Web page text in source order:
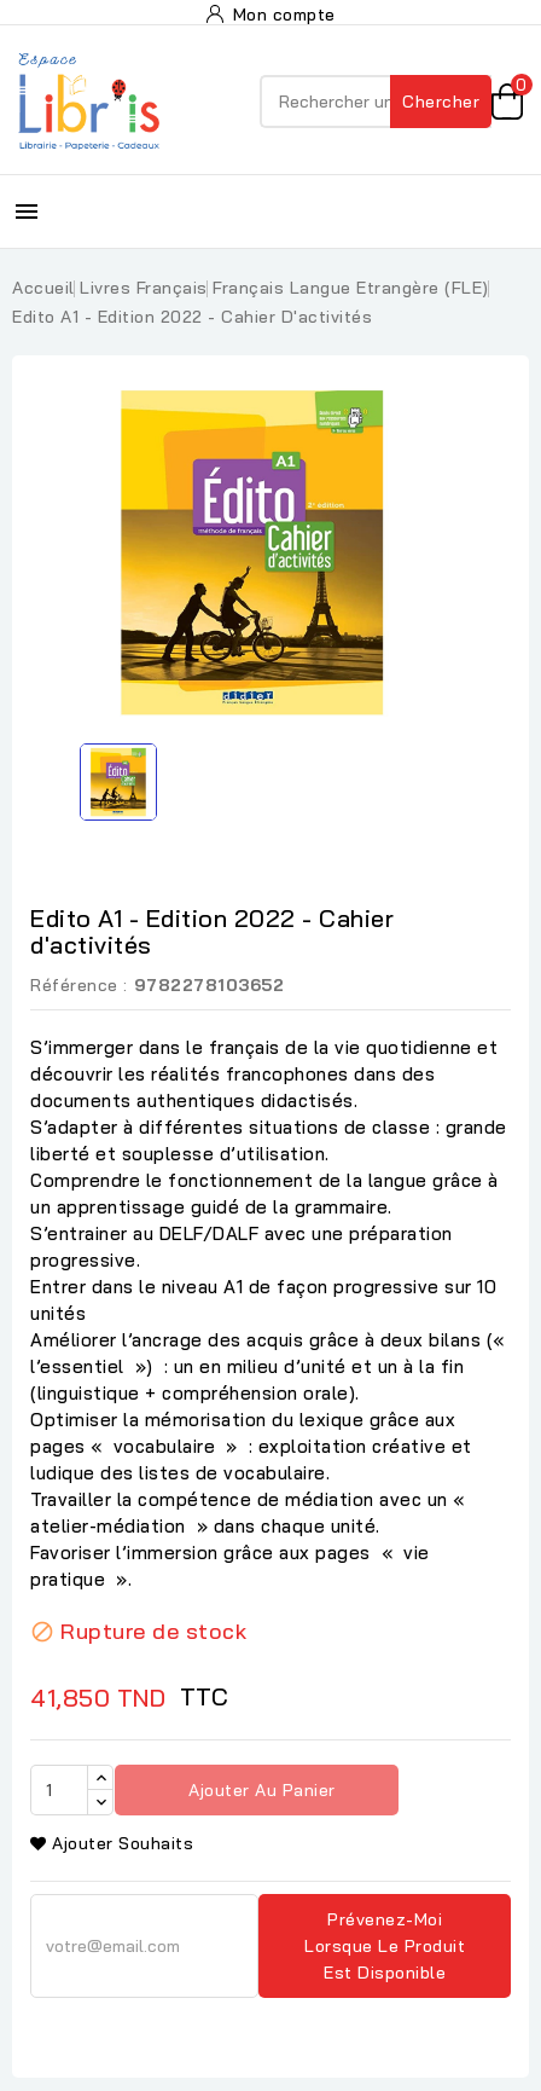
Mon compte
Chercher
0

Accueil Livres Français Français Langue Etrangère (FLE)
Edito A1 - Edition 2022 - Cahier D'activités
Edito A1 - Edition 2022 - Cahier
d'activités
Référence : 9782278103652
S’immerger dans le français de la vie quotidienne et
découvrir les réalités francophones dans des
documents authentiques didactisés.
S’adapter à différentes situations de classe : grande
liberté et souplesse d’utilisation.
Comprendre le fonctionnement de la langue grâce à
un apprentissage guidé de la grammaire.
S’entrainer au DELF/DALF avec une préparation
progressive.
Entrer dans le niveau A1 de façon progressive sur 10
unités
Améliorer l’ancrage des acquis grâce à deux bilans («
l’essentiel ») : un en milieu d’unité et un à la fin
(linguistique + compréhension orale).
Optimiser la mémorisation du lexique grâce aux
pages « vocabulaire » : exploitation créative et
ludique des listes de vocabulaire.
Travailler la compétence de médiation avec un «
atelier-médiation » dans chaque unité.
Favoriser l’immersion grâce aux pages « vie
pratique ».
 Rupture de stock
41,850 TND TTC
Ajouter Au Panier
Ajouter Souhaits
Prévenez-Moi
Lorsque Le Produit
Est Disponible